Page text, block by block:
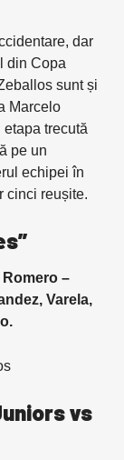
dar
din Copa
sunt și
Marcelo
trecută
pe un
echipei în
cinci reușite.
–
Varela,
vs